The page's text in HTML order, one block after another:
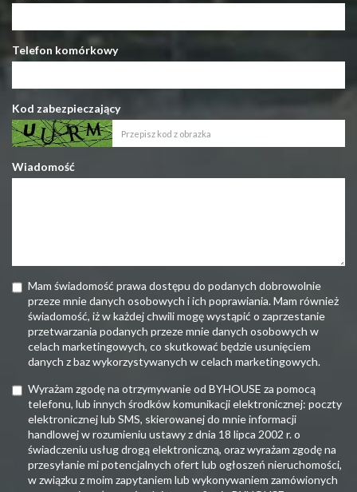
Telefon komórkowy
Kod zabezpieczający
Wiadomość
Mam świadomość prawa dostępu do podanych dobrowolnie
przeze mnie danych osobowych i ich poprawiania. Mam również
świadomość, iż w każdej chwili mogę wystąpić o zaprzestanie
przetwarzania podanych przeze mnie danych osobowych w
celach marketingowych, co skutkować będzie usunięciem
danych z baz wykorzystywanych w celach marketingowych.
Wyrażam zgodę na otrzymywanie od BYHOUSE za pomocą
telefonu, lub innych środków komunikacji elektronicznej: poczty
elektronicznej lub SMS, skierowanej do mnie informacji
handlowej w rozumieniu ustawy z dnia 18 lipca 2002 r. o
świadczeniu usług drogą elektroniczną, oraz wyrażam zgodę na
przesyłanie mi potencjalnych ofert lub ogłoszeń nieruchomości,
w związku z moim zapytaniem lub wykonywaniem zamówionych